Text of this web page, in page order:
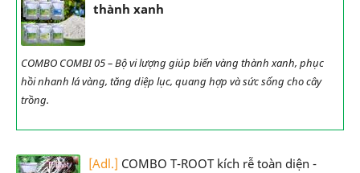
thành xanh
COMBO COMBI 05 – Bộ vi lượng giúp biến vàng thành xanh, phục
hồi nhanh lá vàng, tăng diệp lục, quang hợp và sức sống cho cây
trồng.
[Adl.] COMBO T-ROOT kích rễ toàn diện -